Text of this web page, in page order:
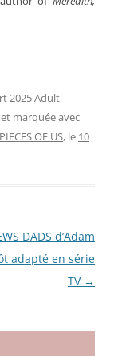
2025 Adult
et marquée avec
OF US, le 10
DADS d’Adam
adapté en série
TV →